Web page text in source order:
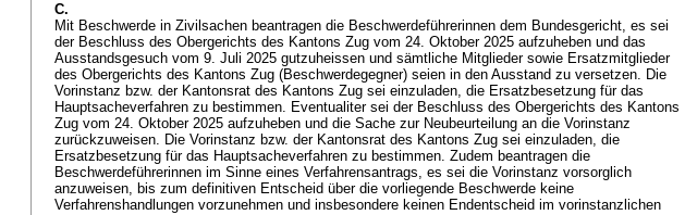
C.
Mit Beschwerde in Zivilsachen beantragen die Beschwerdeführerinnen dem Bundesgericht, es sei
der Beschluss des Obergerichts des Kantons Zug vom 24. Oktober 2025 aufzuheben und das
Ausstandsgesuch vom 9. Juli 2025 gutzuheissen und sämtliche Mitglieder sowie Ersatzmitglieder
des Obergerichts des Kantons Zug (Beschwerdegegner) seien in den Ausstand zu versetzen. Die
Vorinstanz bzw. der Kantonsrat des Kantons Zug sei einzuladen, die Ersatzbesetzung für das
Hauptsacheverfahren zu bestimmen. Eventualiter sei der Beschluss des Obergerichts des Kantons
Zug vom 24. Oktober 2025 aufzuheben und die Sache zur Neubeurteilung an die Vorinstanz
zurückzuweisen. Die Vorinstanz bzw. der Kantonsrat des Kantons Zug sei einzuladen, die
Ersatzbesetzung für das Hauptsacheverfahren zu bestimmen. Zudem beantragen die
Beschwerdeführerinnen im Sinne eines Verfahrensantrags, es sei die Vorinstanz vorsorglich
anzuweisen, bis zum definitiven Entscheid über die vorliegende Beschwerde keine
Verfahrenshandlungen vorzunehmen und insbesondere keinen Endentscheid im vorinstanzlichen